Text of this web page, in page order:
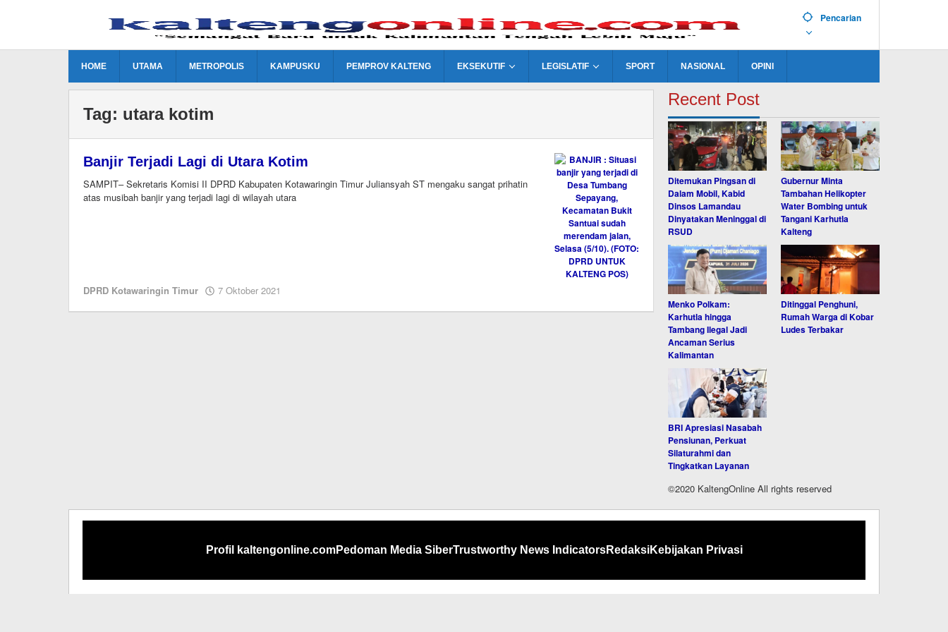
Pencarian
HOME UTAMA METROPOLIS KAMPUSKU PEMPROV KALTENG EKSEKUTIF LEGISLATIF SPORT NASIONAL OPINI
Tag: utara kotim
Banjir Terjadi Lagi di Utara Kotim
SAMPIT– Sekretaris Komisi II DPRD Kabupaten Kotawaringin Timur Juliansyah ST mengaku sangat prihatin
atas musibah banjir yang terjadi lagi di wilayah utara
DPRD Kotawaringin Timur 7 Oktober 2021
Recent Post
Ditemukan Pingsan di
Dalam Mobil, Kabid
Dinsos Lamandau
Dinyatakan Meninggal di
RSUD
Gubernur Minta
Tambahan Helikopter
Water Bombing untuk
Tangani Karhutla
Kalteng
Menko Polkam:
Karhutla hingga
Tambang Ilegal Jadi
Ancaman Serius
Kalimantan
Ditinggal Penghuni,
Rumah Warga di Kobar
Ludes Terbakar
BRI Apresiasi Nasabah
Pensiunan, Perkuat
Silaturahmi dan
Tingkatkan Layanan
©2020 KaltengOnline All rights reserved
Profil kaltengonline.comPedoman Media SiberTrustworthy News IndicatorsRedaksiKebijakan Privasi